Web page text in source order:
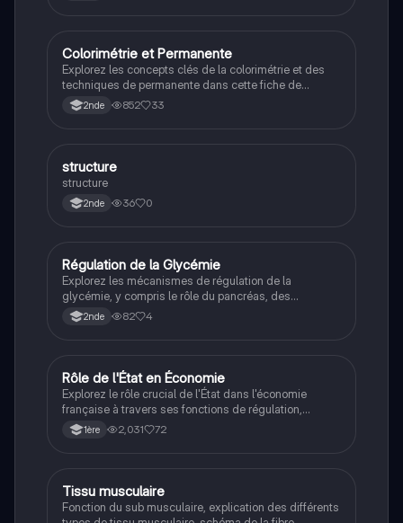
Filières pro
Colorimétrie et Permanente
Explorez les concepts clés de la colorimétrie et des
techniques de permanente dans cette fiche de
révision pour le CAP Coiffure. Apprenez les couleurs
fondamentales, les actions chimiques de la
compétences essentielles.
2nde 852 33
SFilières pro
structure
structure
2nde 36 0
Filières pro
Régulation de la Glycémie
Explorez les mécanismes de régulation de la
glycémie, y compris le rôle du pancréas, des
hormones comme l'insuline et le glucagon, et les états
d'hypoglycémie et d'hyperglycémie. Ce résumé
pour maintenir l'équilibre. Type de contenu : résumé.
2nde 82 4
STMG
Rôle de l'État en Économie
Explorez le rôle crucial de l'État dans l'économie
française à travers ses fonctions de régulation,
d'allocation des ressources et de redistribution. Cette
fiche de révision aborde les concepts d'excédent et
étudiants en économie souhaitant comprendre les
enjeux budgétaires et sociaux.
1ère 2,031 72
Santé & Social
Tissu musculaire
Fonction du sub musculaire, explication des différents